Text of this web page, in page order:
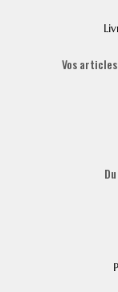
Vos